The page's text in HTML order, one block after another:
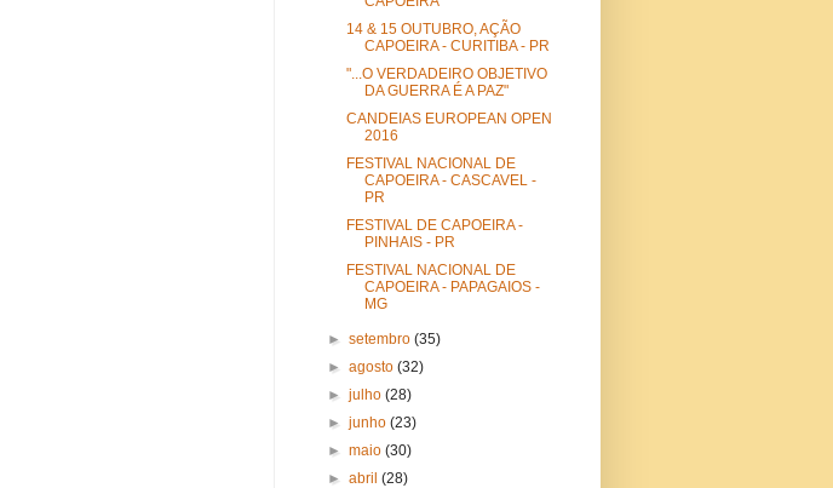
14 & 15 OUTUBRO, AÇÃO
CAPOEIRA - CURITIBA - PR
"...O VERDADEIRO OBJETIVO
DA GUERRA É A PAZ"
CANDEIAS EUROPEAN OPEN
2016
FESTIVAL NACIONAL DE
CAPOEIRA - CASCAVEL -
PR
FESTIVAL DE CAPOEIRA -
PINHAIS - PR
FESTIVAL NACIONAL DE
CAPOEIRA - PAPAGAIOS -
MG
►setembro(35)
►agosto(32)
►julho(28)
►junho(23)
►maio(30)
►abril(28)